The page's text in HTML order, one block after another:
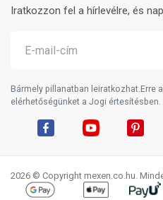
Iratkozzon fel a hírlevélre, és
Bármely pillanatban leiratkozhat.Erre
elérhetőségünket a Jogi értesítésben.
2026 © Copyright mexen.co.hu.